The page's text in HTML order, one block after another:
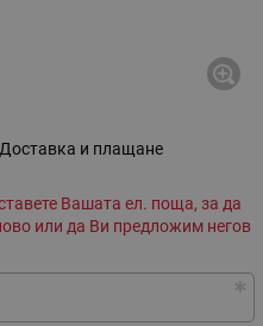
Доставка и плащане
Вашата ел. поща, за да
или да Ви предложим негов